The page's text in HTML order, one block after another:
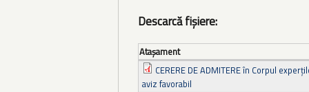
Descarcă fișiere:
Ataşament
CERERE DE ADMITERE în Corpul
aviz favorabil